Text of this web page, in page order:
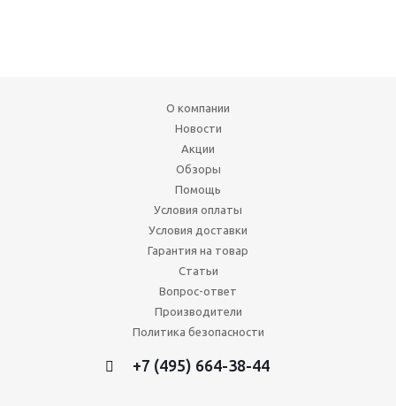
О компании
Новости
Акции
Обзоры
Помощь
Условия оплаты
Условия доставки
Гарантия на товар
Статьи
Вопрос-ответ
Производители
Политика безопасности
+7 (495) 664-38-44